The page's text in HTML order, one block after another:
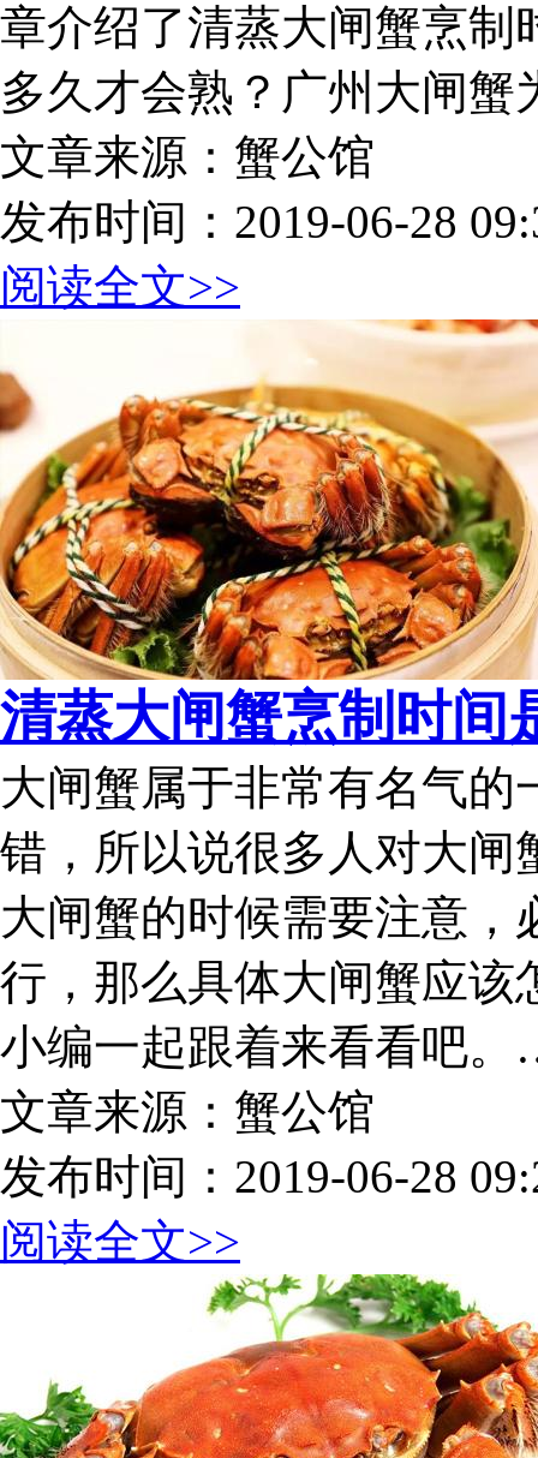
章介绍了清蒸大闸蟹烹制
多久才会熟？广州大闸
文章来源：蟹公馆
发布时间：2019-06-28
阅读全文>>
清蒸大闸蟹烹制时间
大闸蟹属于非常有名气
错，所以说很多人对大闸
大闸蟹的时候需要注意
行，那么具体大闸蟹应该
小编一起跟着来看看吧
文章来源：蟹公馆
发布时间：2019-06-28
阅读全文>>